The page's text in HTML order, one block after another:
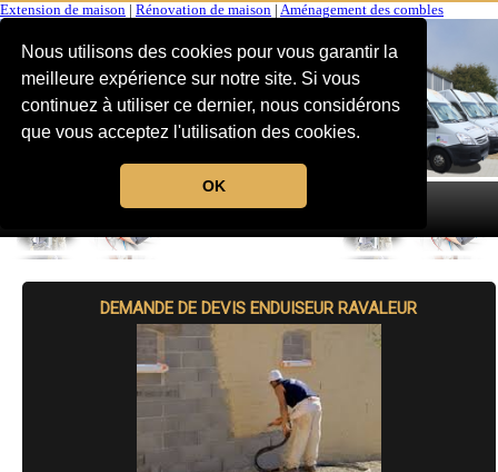
Nous utilisons des cookies pour vous garantir la
meilleure expérience sur notre site. Si vous
continuez à utiliser ce dernier, nous considérons
que vous acceptez l'utilisation des cookies.
OK
Extension de maison Rénovation de maison Aménagement des combles
MENU
DEMANDE DE DEVIS ENDUISEUR RAVALEUR